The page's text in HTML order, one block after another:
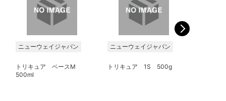
ニューウェイジャパン
トリキュア ベースM
500ml
ニューウェイジャパン
トリキュア 1S 500g